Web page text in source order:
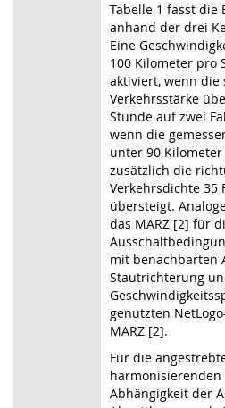
Tabelle 1 fasst die
anhand der drei
Eine
100 Kilometer pro
aktiviert, wenn die
Verkehrsstärke
Stunde auf zwei
wenn die
unter 90
zusätzlich die
Verkehrsdichte 35
übersteigt.
das MARZ [2] für
mit benachbarten
Stautrichterung
genutzten
MARZ [2].
Für die
harmonisierenden
Abhängigkeit der